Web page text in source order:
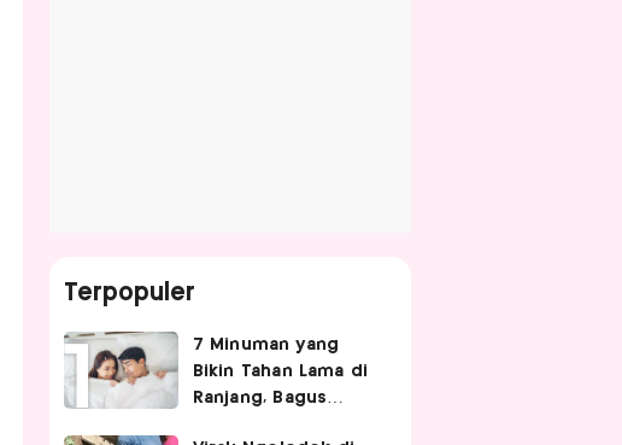
Terpopuler
7 Minuman yang
Bikin Tahan Lama di
Ranjang, Bagus